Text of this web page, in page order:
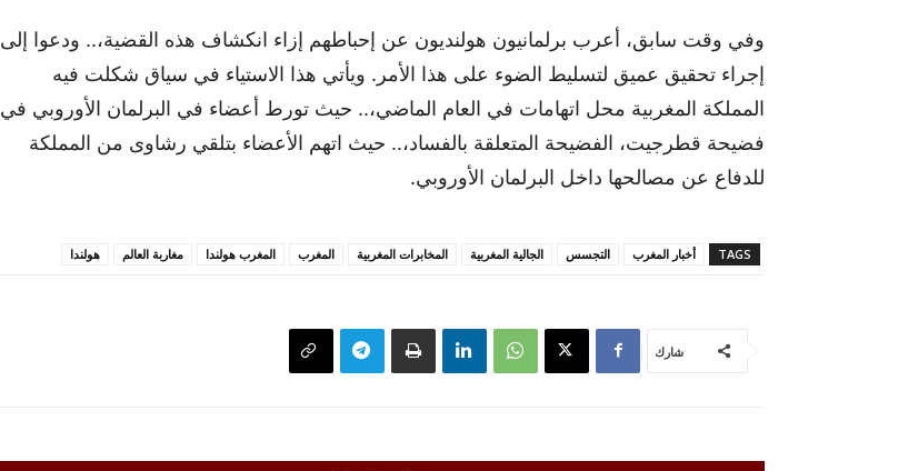
وفي وقت سابق، أعرب برلمانيون هولنديون عن إحباطهم إزاء انكشاف هذه القضية،.. ودعوا إلى
إجراء تحقيق عميق لتسليط الضوء على هذا الأمر. ويأتي هذا الاستياء في سياق شكلت فيه
المملكة المغربية محل اتهامات في العام الماضي،.. حيث تورط أعضاء في البرلمان الأوروبي في
فضيحة قطرجيت، الفضيحة المتعلقة بالفساد،.. حيث اتهم الأعضاء بتلقي رشاوى من المملكة
للدفاع عن مصالحها داخل البرلمان الأوروبي.
TAGS أخبار المغرب التجسس الجالية المغربية المخابرات المغربية المغرب المغرب هولندا مغاربة العالم هولندا
شارك